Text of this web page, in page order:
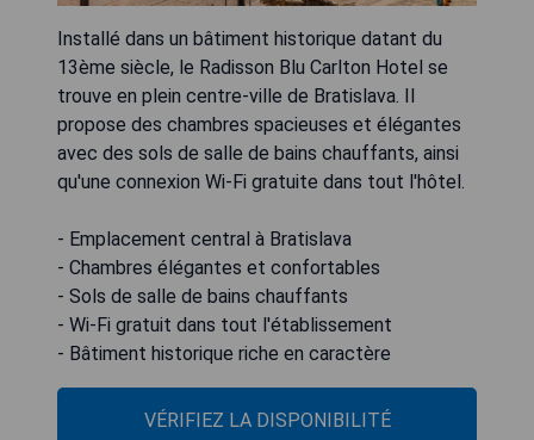
Installé dans un bâtiment historique datant du
13ème siècle, le Radisson Blu Carlton Hotel se
trouve en plein centre-ville de Bratislava. Il
propose des chambres spacieuses et élégantes
avec des sols de salle de bains chauffants, ainsi
qu'une connexion Wi-Fi gratuite dans tout l'hôtel.
- Emplacement central à Bratislava
- Chambres élégantes et confortables
- Sols de salle de bains chauffants
- Wi-Fi gratuit dans tout l'établissement
- Bâtiment historique riche en caractère
VÉRIFIEZ LA DISPONIBILITÉ